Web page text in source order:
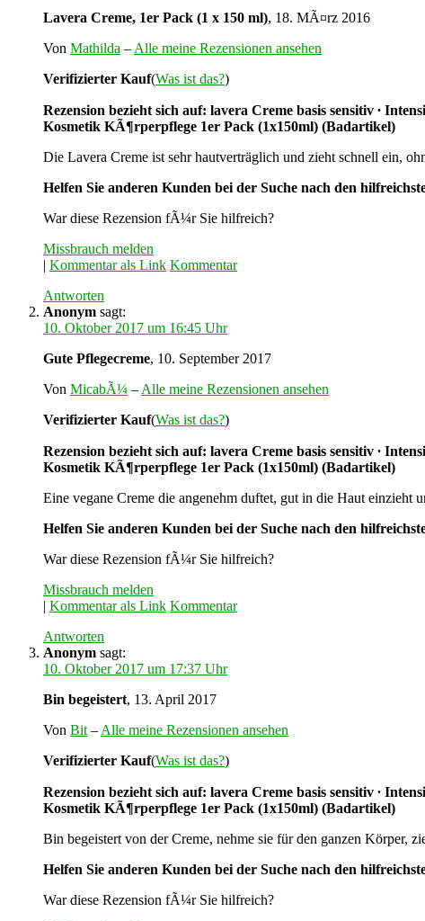
Lavera Creme, 1er Pack (1 x 150 ml), 18. MÃ¤rz 2016
Von Mathilda – Alle meine Rezensionen ansehen
Verifizierter Kauf(Was ist das?)
Rezension bezieht sich auf: lavera Creme basis sensitiv ∙
Kosmetik KÃ¶rperpflege 1er Pack (1x150ml) (Badartikel)
Die Lavera Creme ist sehr hautverträglich und zieht schnell ein,
Helfen Sie anderen Kunden bei der Suche nach den
War diese Rezension fÃ¼r Sie hilfreich?
Missbrauch melden
| Kommentar als Link Kommentar
Antworten
Anonym sagt:
10. Oktober 2017 um 16:45 Uhr
Gute Pflegecreme, 10. September 2017
Von MicabÃ¼ – Alle meine Rezensionen ansehen
Verifizierter Kauf(Was ist das?)
Rezension bezieht sich auf: lavera Creme basis sensitiv ∙
Kosmetik KÃ¶rperpflege 1er Pack (1x150ml) (Badartikel)
Eine vegane Creme die angenehm duftet, gut in die Haut
Helfen Sie anderen Kunden bei der Suche nach den
War diese Rezension fÃ¼r Sie hilfreich?
Missbrauch melden
| Kommentar als Link Kommentar
Antworten
Anonym sagt:
10. Oktober 2017 um 17:37 Uhr
Bin begeistert, 13. April 2017
Von Bit – Alle meine Rezensionen ansehen
Verifizierter Kauf(Was ist das?)
Rezension bezieht sich auf: lavera Creme basis sensitiv ∙
Kosmetik KÃ¶rperpflege 1er Pack (1x150ml) (Badartikel)
Bin begeistert von der Creme, nehme sie für den ganzen Körper,
Helfen Sie anderen Kunden bei der Suche nach den
War diese Rezension fÃ¼r Sie hilfreich?